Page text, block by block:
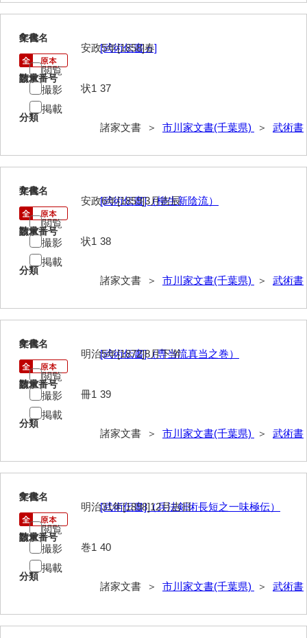
宇多田家文書
内田伸採拓史料
内海家文書
馬屋原家文書
梅村明文書
江浪家文書
大田家文書
大本氏収集文書
岡田家文書（徳地町）
6
文書名
[武術伝書ヵ]
請求番号
37
分類
諸家文書 ＞ 市川家文書(千葉県) ＞ 武術書
年代
安政5年[1858]春
数量
状1
閲覧
撮影
掲載
7
文書名
[武術伝書]（柳生新陰流）
請求番号
38
分類
諸家文書 ＞ 市川家文書(千葉県) ＞ 武術書
年代
安政6年[1859]3月吉辰
数量
状1
閲覧
撮影
掲載
8
文書名
[武術伝書]（専当流真当之巻）
請求番号
39
分類
諸家文書 ＞ 市川家文書(千葉県) ＞ 武術書
年代
明治5年[1872]8月下澣
数量
冊1
閲覧
撮影
掲載
9
文書名
[武術伝書]（兵法剣術長短之一味極伝）
請求番号
40
分類
諸家文書 ＞ 市川家文書(千葉県) ＞ 武術書
年代
明治31年[1898]12月吉日
数量
巻1
閲覧
撮影
掲載